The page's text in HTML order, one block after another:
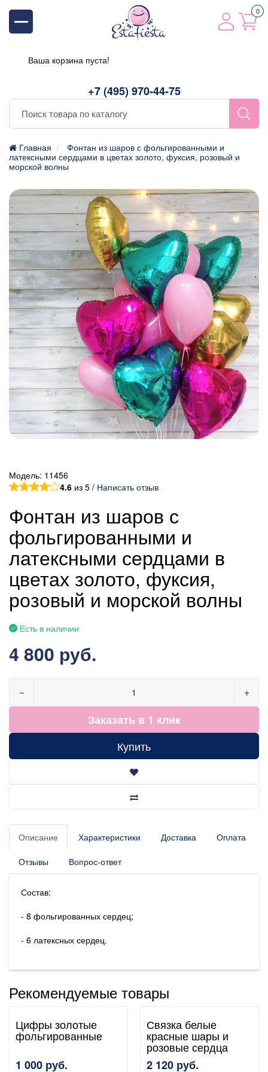
+7 (495) 970-44-75
0
Ваша корзина пуста!
Главная
Фонтан из шаров с фольгированными и
латексными сердцами в цветах золото, фуксия, розовый и
морской волны
Модель: 11456
4.6 из 5 / Написать отзыв
Фонтан из шаров с
фольгированными и
латексными сердцами в
цветах золото, фуксия,
розовый и морской волны
Есть в наличии
4 800 руб.
− +
Заказать в 1 клик
Купить
Описание Характеристики Доставка Оплата
Отзывы Вопрос-ответ
Состав:
- 8 фольгированных сердец;
- 6 латексных сердец.
Рекомендуемые товары
Цифры золотые
фольгированные
1 000 руб.
Связка белые
красные шары и
розовые сердца
2 120 руб.